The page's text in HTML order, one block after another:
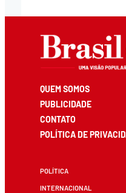
QUEM SOMOS
PUBLICIDADE
CONTATO
POLÍTICA DE
POLÍTICA
INTERNACIONAL